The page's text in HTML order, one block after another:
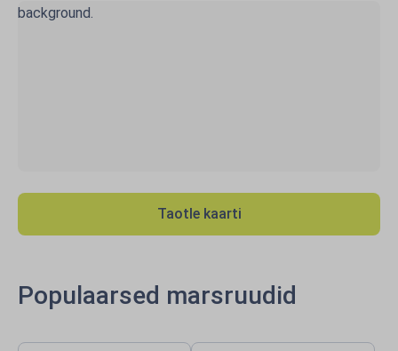
Taotle kaarti
Populaarsed marsruudid